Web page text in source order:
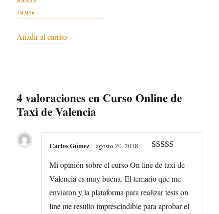
Valorado con
5.00
49,95€
Añadir al carrito
4 valoraciones en Curso Online de
Taxi de Valencia
5de 5
Carlos Gómez–agosto 20, 2018
Mi opinión sobre el curso On line de taxi de
Valencia es muy buena. El temario que me
enviaron y la plataforma para realizar tests on
line me resulto imprescindible para aprobar el